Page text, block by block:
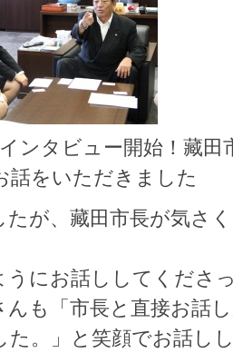
ンタビュー開始！藏田
話をいただきました
たが、藏田市長が気さ
うにお話ししてくださ
んも「市長と直接お話
た。」と笑顔でお話し